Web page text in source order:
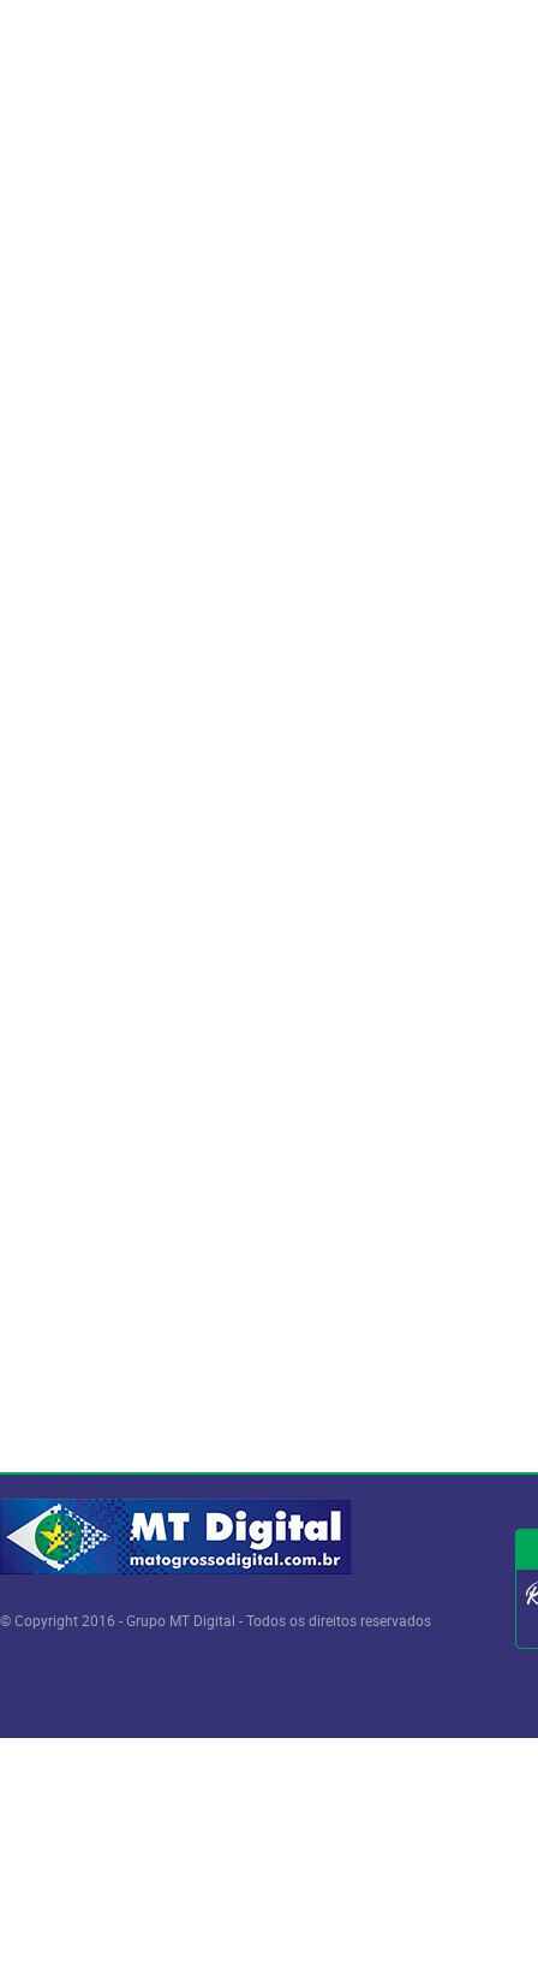
© Copyright 2016 - Grupo MT Digital - Todos os direitos reservados